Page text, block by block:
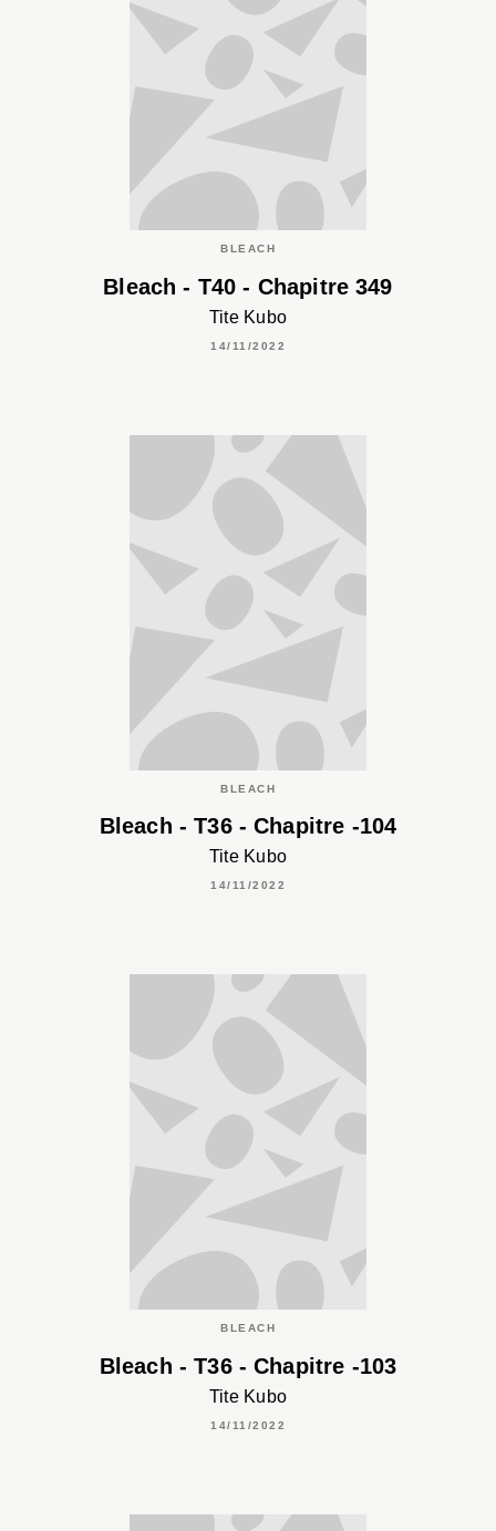
BLEACH
Bleach - T40 - Chapitre 349
Tite Kubo
14/11/2022
BLEACH
Bleach - T36 - Chapitre -104
Tite Kubo
14/11/2022
BLEACH
Bleach - T36 - Chapitre -103
Tite Kubo
14/11/2022